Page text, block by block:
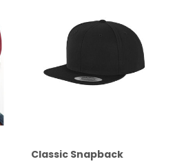
Classic Snapback